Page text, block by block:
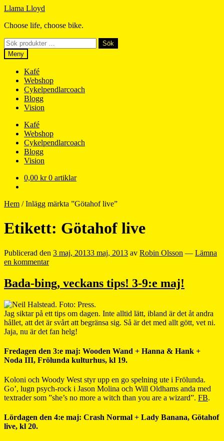
Hoppa
navigering
Hoppa
innehåll
Llama Lloyd
Choose life, choose bike.
Sök
efter:
Sök
Meny
Kafé
Webshop
Cykelpendlarcoach
Blogg
Vision
Kafé
Webshop
Cykelpendlarcoach
Blogg
Vision
0,00 kr 0 artiklar
Hem /Inlägg märkta ”Götahof live”
Etikett: Götahof live
Publicerad den 3 maj, 20133 maj, 2013 av Robin Olsson — Lämna
en kommentar
Bada-bing, veckans tips! 3-9:e maj!
Jag siktar på ett tips om dagen. Inte alltid lätt, ibland är det åt andra
hållet, att det är svårt att begränsa sig. Så är det med allt gött, vet ni.
Jaja, nu är det fan helg!
Fredagen den 3:e maj: Wooden Wand + Hanna & Hank +
Noda III, Frölunda kulturhus, kl 19.
Koloni och Woody West styr upp en go spelning ute i Frölunda.
Go’, lugn psych-rock i Jason Molina och Will Oldhams anda med
textrader som ”she’s no more a witch than you are a wizard”. FB.
Lördagen den 4:e maj: Crash Normal + Lady Banana, Götahof
live, kl 20.